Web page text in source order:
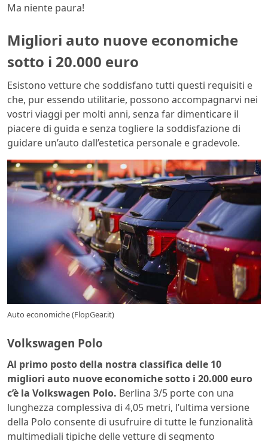
Ma niente paura!
Migliori auto nuove economiche
sotto i 20.000 euro
Esistono vetture che soddisfano tutti questi requisiti e
che, pur essendo utilitarie, possono accompagnarvi nei
vostri viaggi per molti anni, senza far dimenticare il
piacere di guida e senza togliere la soddisfazione di
guidare un’auto dall’estetica personale e gradevole.
Auto economiche (FlopGear.it)
Volkswagen Polo
Al primo posto della nostra classifica delle 10
migliori auto nuove economiche sotto i 20.000 euro
c’è la Volkswagen Polo. Berlina 3/5 porte con una
lunghezza complessiva di 4,05 metri, l’ultima versione
della Polo consente di usufruire di tutte le funzionalità
multimediali tipiche delle vetture di segmento